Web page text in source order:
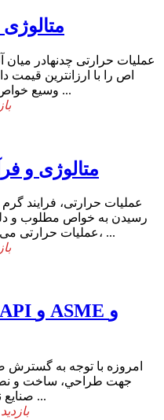
عملیات حرارتی چدنها​ در ميان
اص را با ارزانترين قيمت
وسيع خواص مزبور مستلزم بررسي دقيق اثرات ...
189
متالوژی و
عملیات حرارتی، فرایند
رسیدن به خواص مطلوب و
عملیات حرارتی می‌شوند به شرح زیر است: - تنش‌زدایی، ...
183
اﻣﺮوزه ﺑﺎ ﺗﻮﺟﻪ ﺑﻪ ﮔﺴﺘﺮش
ﺟﻬﺖ ﻃﺮاﺣﻲ، ﺳﺎﺧﺖ و
ﺻﻨﺎﻳﻊ ﻧﻔﺖ ، ﮔﺎز ،ﭘﺘﺮوﺷﻴﻤﻲ ، ﭘﺎﻻﻳﺸﮕﺎﻫﻲ و ...
15,105 بازدید